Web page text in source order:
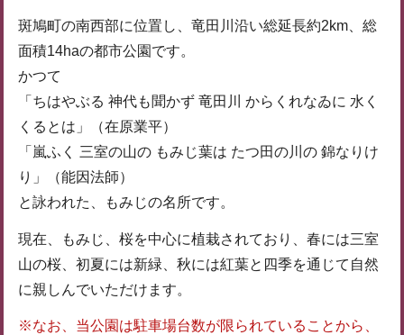
斑鳩町の南西部に位置し、竜田川沿い総延長約2km、総
面積14haの都市公園です。
かつて
「ちはやぶる 神代も聞かず 竜田川 からくれなゐに 水く
くるとは」（在原業平）
「嵐ふく 三室の山の もみじ葉は たつ田の川の 錦なりけ
り」（能因法師）
と詠われた、もみじの名所です。
現在、もみじ、桜を中心に植栽されており、春には三室
山の桜、初夏には新緑、秋には紅葉と四季を通じて自然
に親しんでいただけます。
※なお、当公園は駐車場台数が限られていることから、